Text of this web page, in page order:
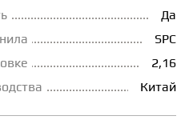
Да
SPC
2,16
Китай